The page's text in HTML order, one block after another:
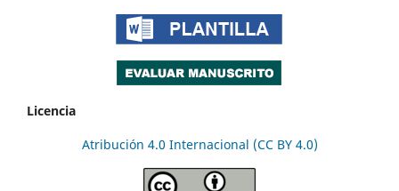
Licencia
Atribución 4.0 Internacional (CC BY 4.0)